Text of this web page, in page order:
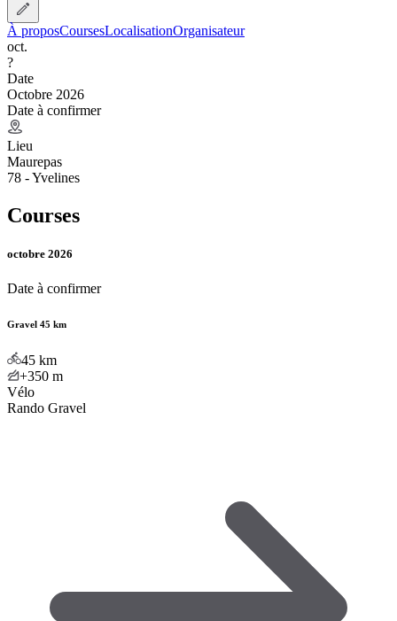
À proposCoursesLocalisationOrganisateur
oct.
?
Date
Octobre 2026
Date à confirmer
Lieu
Maurepas
78 - Yvelines
Courses
octobre 2026
Date à confirmer
Gravel 45 km
45 km
+350 m
Vélo
Rando Gravel